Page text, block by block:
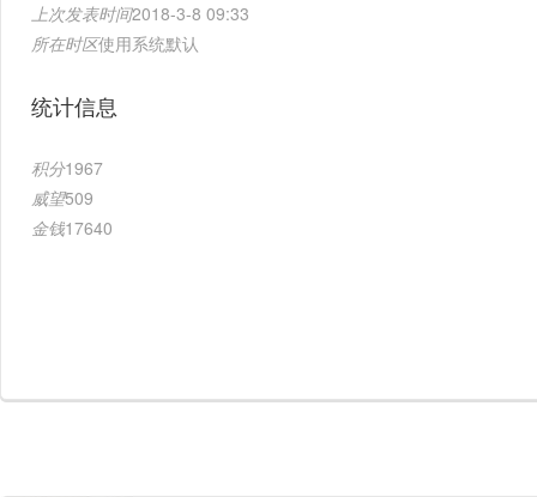
上次发表时间2018-3-8 09:33
所在时区使用系统默认
统计信息
积分1967
威望509
金钱17640